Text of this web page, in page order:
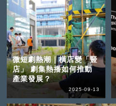
微短劇熱潮｜橫店變「豎
店」 劇集熱播如何推動
產業發展？
2025-09-13